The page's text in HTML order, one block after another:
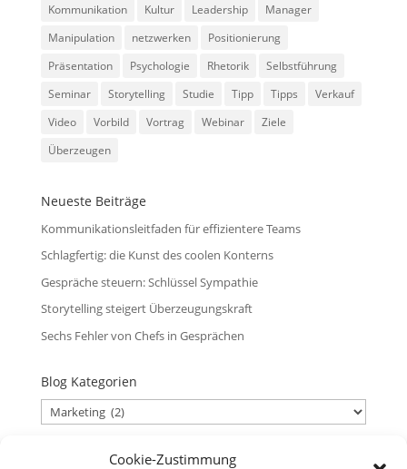
Cookie-Zustimmung
Kommunikation
Kultur Leadership
Manager
Manipulation
netzwerken
Positionierung
Präsentation
Psychologie Rhetorik
Selbstführung
Seminar
Storytelling Studie Tipp Tipps
Verkauf
Video
Vorbild Vortrag Webinar
Ziele
Überzeugen
Neueste Beiträge
Kommunikationsleitfaden für effizientere Teams
Schlagfertig: die Kunst des coolen Konterns
Gespräche steuern: Schlüssel Sympathie
Storytelling steigert Überzeugungskraft
Sechs Fehler von Chefs in Gesprächen
Blog Kategorien
Blog
Kategorien